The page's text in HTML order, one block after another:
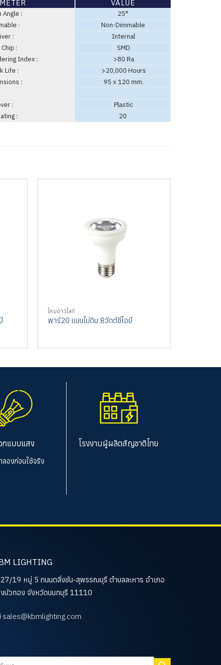
VALUE
Angle :
25°
:
Non-Dimmable
:
Internal
Chip :
SMD
Index :
>80 Ra
Life :
>20,000 Hours
:
95 x 120 mm.
:
Plastic
: 20
โคมดาวไลท์
พาร์20 แบบไม่ดิม 8วัตต์ชีโอบี
กแบบแสง
ลองก่อนใช้จริง
โรงงานผู้ผลิตสัญชาติไทย
LIGHTING
19 หมู่ 5 ถนนตลิ่งชัน-สุพรรณบุรี ตำบลละหาร อำเภอ
บัวทอง จังหวัดนนทบุรี 11110
sales@kbmlighting.com